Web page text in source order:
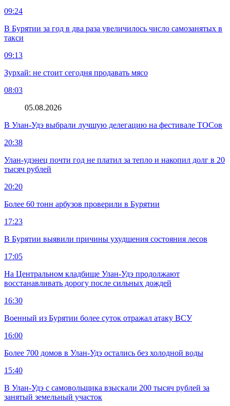
09:24
В Бурятии за год в два раза увеличилось число самозанятых в
такси
09:13
Зурхай: не стоит сегодня продавать мясо
08:03
05.08.2026
В Улан-Удэ выбрали лучшую делегацию на фестивале ТОСов
20:38
Улан-удэнец почти год не платил за тепло и накопил долг в 20
тысяч рублей
20:20
Более 60 тонн арбузов проверили в Бурятии
17:23
В Бурятии выявили причины ухудшения состояния лесов
17:05
На Центральном кладбище Улан-Удэ продолжают
восстанавливать дорогу после сильных дождей
16:30
Военный из Бурятии более суток отражал атаку ВСУ
16:00
Более 700 домов в Улан-Удэ остались без холодной воды
15:40
В Улан-Удэ с самовольщика взыскали 200 тысяч рублей за
занятый земельный участок